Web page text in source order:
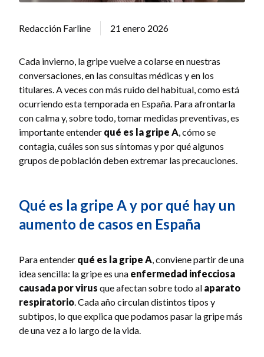
Redacción Farline 21 enero 2026
Cada invierno, la gripe vuelve a colarse en nuestras
conversaciones, en las consultas médicas y en los
titulares. A veces con más ruido del habitual, como está
ocurriendo esta temporada en España. Para afrontarla
con calma y, sobre todo, tomar medidas preventivas, es
importante entender qué es la gripe A, cómo se
contagia, cuáles son sus síntomas y por qué algunos
grupos de población deben extremar las precauciones.
Qué es la gripe A y por qué hay un
aumento de casos en España
Para entender qué es la gripe A, conviene partir de una
idea sencilla: la gripe es una enfermedad infecciosa
causada por virus que afectan sobre todo al aparato
respiratorio. Cada año circulan distintos tipos y
subtipos, lo que explica que podamos pasar la gripe más
de una vez a lo largo de la vida.